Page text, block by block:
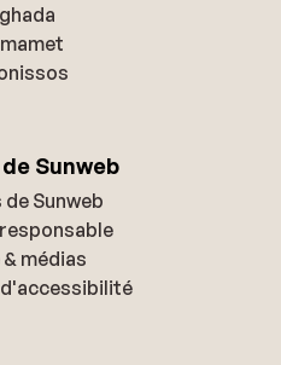
Sunweb
Sunweb
médias